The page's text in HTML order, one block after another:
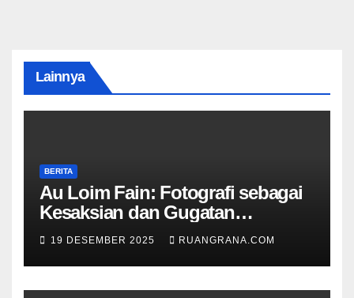
Lainnya
BERITA
Au Loim Fain: Fotografi sebagai
Kesaksian dan Gugatan
Kemanusiaan
19 DESEMBER 2025 RUANGRANA.COM